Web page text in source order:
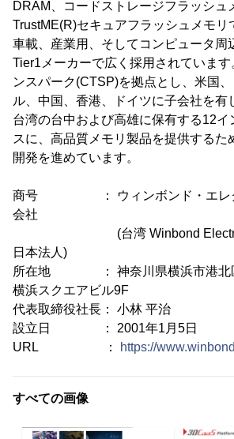
DRAM、コードストレージフラッシュ
TrustME(R)セキュアフラッシュメモリ
車載、産業用、そしてコンピュータ周
Tier1メーカーで広く採用されていま
ンスパーク(CTSP)を拠点とし、米国
ル、中国、香港、ドイツに子会社を有
台湾の台中および高雄に保有する12イ
スに、高品質メモリ製品を提供するた
開発を進めています。
商号 ： ウィンボンド・エレク
会社
(台湾 Winbond
日本法人)
所在地 ： 神奈川県横浜市港北区
横浜スクエアビル9F
代表取締役社長： 小林 平治
設立日 ： 2001年1月5日
URL ：
https://
すべての画像